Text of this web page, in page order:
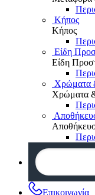
Κήπος
Κήπος
Είδη
Είδη
Χρώματα
Χρώματα
Επικοινωνία